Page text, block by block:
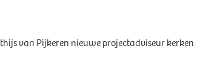
van Pijkeren nieuwe projectadviseur kerken